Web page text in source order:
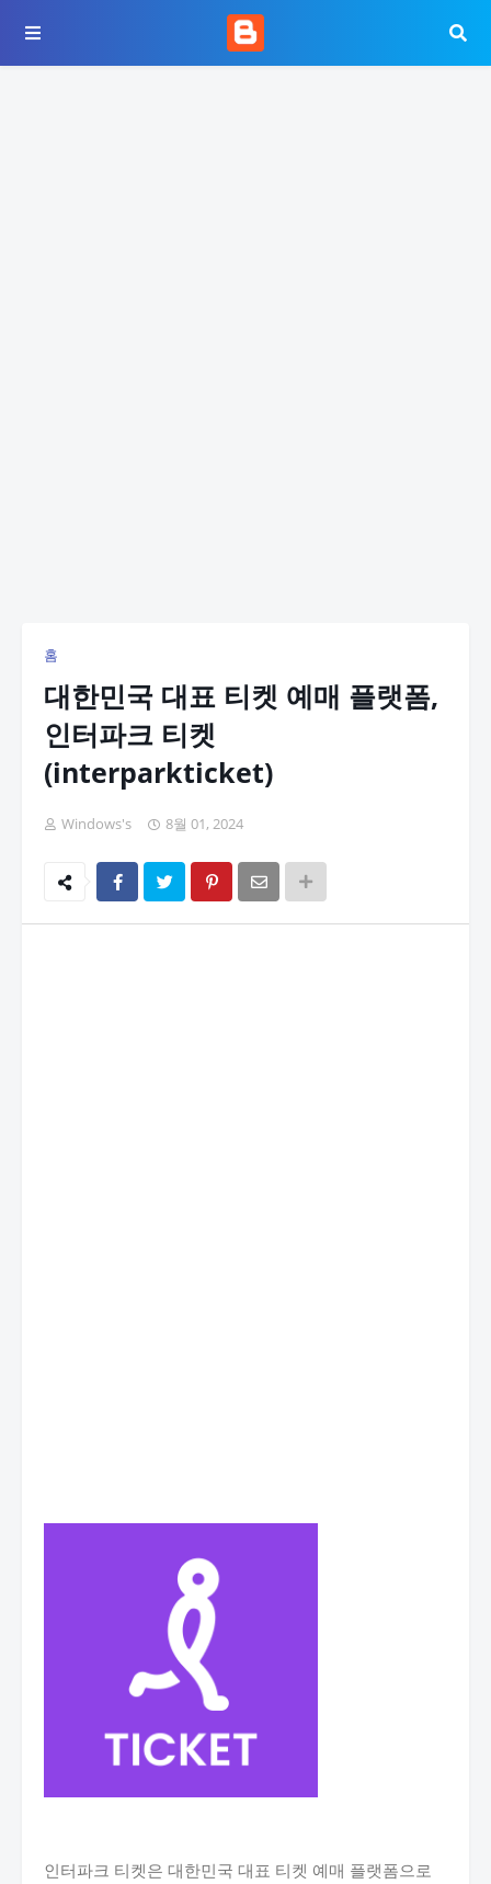
홈
대한민국 대표 티켓 예매 플랫폼,
인터파크 티켓
(interparkticket)
Windows's 8월 01, 2024
인터파크 티켓은 대한민국 대표 티켓 예매 플랫폼으로